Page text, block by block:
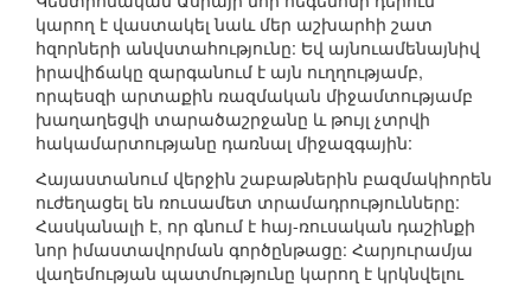
կարող է վաստակել նաև մեր աշխարհի շատ
հզորների անվստահությունը: Եվ այնուամենայնիվ
իրավիճակը զարգանում է այն ուղղությամբ,
որպեսզի արտաքին ռազմական միջամտությամբ
խաղաղեցվի տարածաշրջանը և թույլ չտրվի
հակամարտությանը դառնալ միջազգային:
Հայաստանում վերջին շաբաթներին բազմակիորեն
ուժեղացել են ռուսամետ տրամադրությունները:
Հասկանալի է, որ գնում է հայ-ռուսական դաշինքի
նոր իմաստավորման գործընթացը: Հարյուրամյա
վաղեմության պատմությունը կարող է կրկնվելու